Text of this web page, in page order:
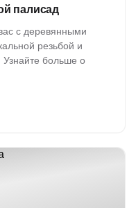
палисад
с деревянными
резьбой и
больше о